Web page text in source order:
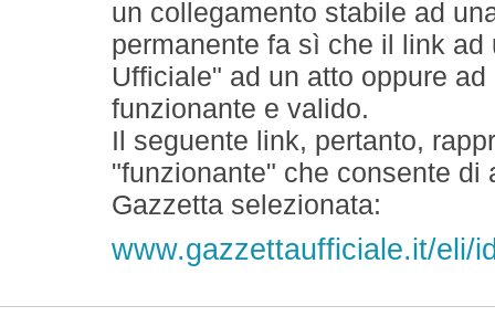
un collegamento stabile ad
permanente fa sì che il link
Ufficiale" ad un atto oppure
funzionante e valido.
Il seguente link, pertanto,
"funzionante" che consente
Gazzetta selezionata:
www.gazzettaufficiale.it/eli/